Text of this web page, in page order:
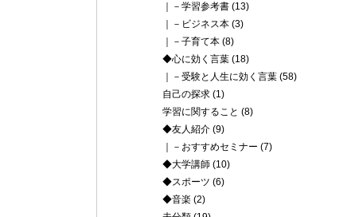
｜－学習参考書(13)
｜－ビジネス本(3)
｜－子育て本(8)
◆心に効く言葉(18)
｜－受験と人生に効く言葉(58)
自己の探求(1)
学習に関すること (8)
◆友人紹介(9)
｜－おすすめセミナー (7)
◆大学講師(10)
◆スポーツ (6)
◆音楽(2)